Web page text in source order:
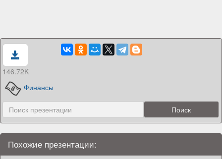
146.72K
Финансы
Похожие презентации: